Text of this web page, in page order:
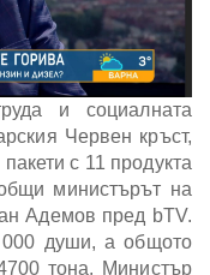
и социалната
Червен кръст,
с 11 продукта
министърът на
Адемов пред bTV.
000 души, а общото
тона. Министър